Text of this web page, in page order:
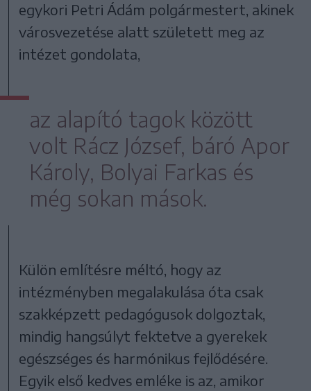
egykori Petri Ádám polgármestert, akinek
városvezetése alatt született meg az
intézet gondolata,
az alapító tagok között
volt Rácz József, báró Apor
Károly, Bolyai Farkas és
még sokan mások.
Külön említésre méltó, hogy az
intézményben megalakulása óta csak
szakképzett pedagógusok dolgoztak,
mindig hangsúlyt fektetve a gyerekek
egészséges és harmónikus fejlődésére.
Egyik első kedves emléke is az, amikor